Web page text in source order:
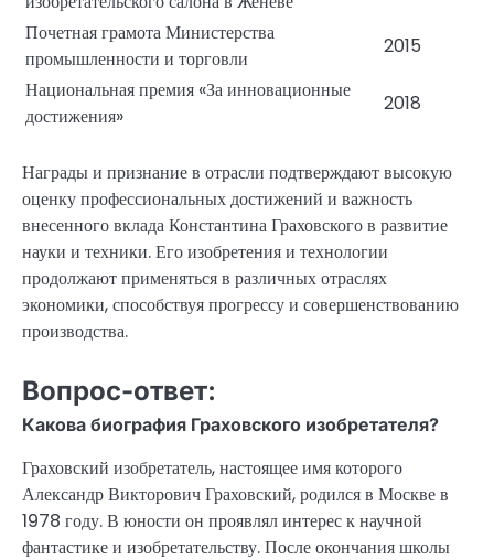
Почетная грамота Министерства
промышленности и торговли
2015
Национальная премия «За инновационные
достижения»
2018
Награды и признание в отрасли подтверждают высокую
оценку профессиональных достижений и важность
внесенного вклада Константина Граховского в развитие
науки и техники. Его изобретения и технологии
продолжают применяться в различных отраслях
экономики, способствуя прогрессу и совершенствованию
производства.
Вопрос-ответ:
Какова биография Граховского изобретателя?
Граховский изобретатель, настоящее имя которого
Александр Викторович Граховский, родился в Москве в
1978 году. В юности он проявлял интерес к научной
фантастике и изобретательству. После окончания школы